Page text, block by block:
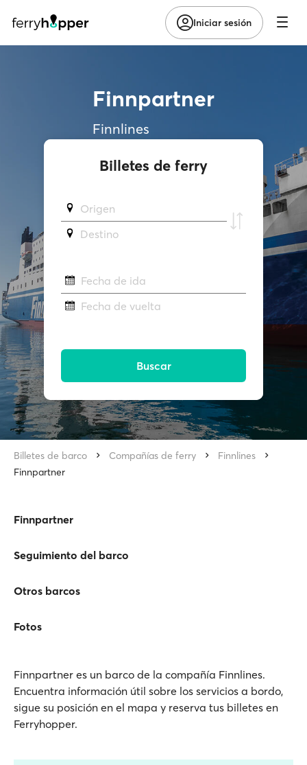
Iniciar sesión
Finnpartner
Finnlines
Billetes de ferry
Origen
Destino
Fecha de ida
Fecha de vuelta
Buscar
Billetes de barco Compañías de ferry
Finnlines
Finnpartner
Finnpartner
Seguimiento del barco
Otros barcos
Fotos
Finnpartner es un barco de la compañía Finnlines.
Encuentra información útil sobre los servicios a bordo,
sigue su posición en el mapa y reserva tus billetes en
Ferryhopper.